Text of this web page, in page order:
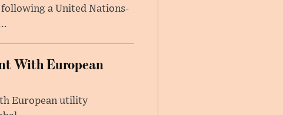
a United Nations-
With European
European utility